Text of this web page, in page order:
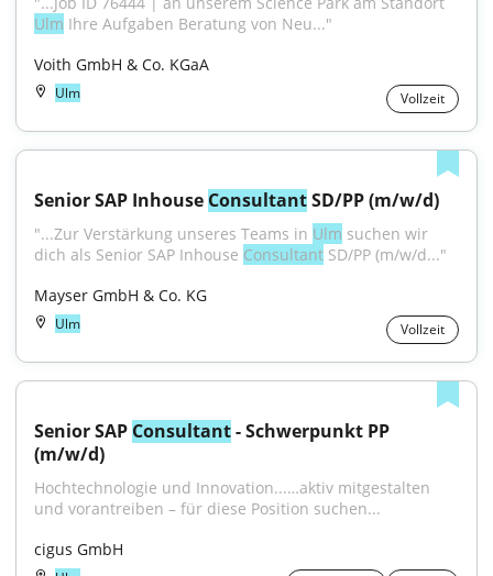
Ulm Ihre Aufgaben Beratung von Neu..."
Voith GmbH & Co. KGaA
Ulm Vollzeit
Senior SAP Inhouse Consultant SD/PP (m/w/d)
"...Zur Verstärkung unseres Teams in Ulm suchen wir
dich als Senior SAP Inhouse Consultant SD/PP (m/w/d..."
Mayser GmbH & Co. KG
Ulm Vollzeit
Senior SAP Consultant - Schwerpunkt PP
(m/w/d)
Hochtechnologie und Innovation...…aktiv mitgestalten
und vorantreiben – für diese Position suchen...
cigus GmbH